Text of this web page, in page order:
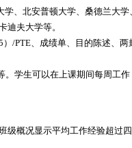
、北安普顿大学、桑德兰大
迪夫大学等。
/PTE、成绩单、目的陈述、
。学生可以在上课期间每周工
级概况显示平均工作经验超过